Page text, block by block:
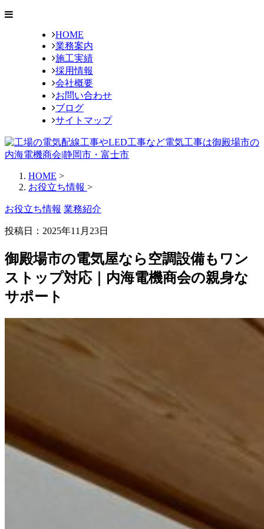
HOME
業務案内
施工実績
採用情報
会社概要
お問い合わせ
ブログ
サイトマップ
HOME >
お役立ち情報 >
お役立ち情報 業務紹介
投稿日：2025年11月23日
御殿場市の電気屋なら空調設備もワン
ストップ対応｜内海電機商会の親身な
サポート